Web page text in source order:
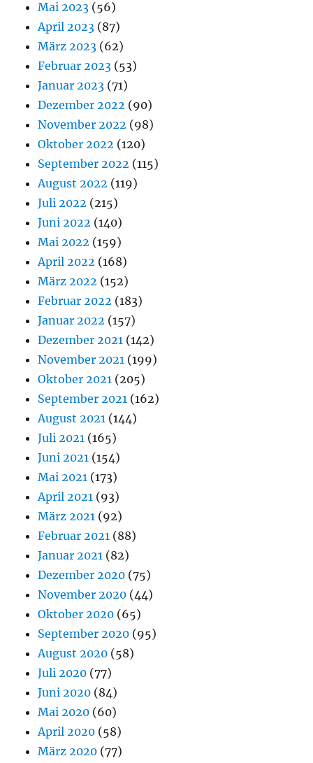
Mai 2023 (56)
April 2023 (87)
März 2023 (62)
Februar 2023 (53)
Januar 2023 (71)
Dezember 2022 (90)
November 2022 (98)
Oktober 2022 (120)
September 2022 (115)
August 2022 (119)
Juli 2022 (215)
Juni 2022 (140)
Mai 2022 (159)
April 2022 (168)
März 2022 (152)
Februar 2022 (183)
Januar 2022 (157)
Dezember 2021 (142)
November 2021 (199)
Oktober 2021 (205)
September 2021 (162)
August 2021 (144)
Juli 2021 (165)
Juni 2021 (154)
Mai 2021 (173)
April 2021 (93)
März 2021 (92)
Februar 2021 (88)
Januar 2021 (82)
Dezember 2020 (75)
November 2020 (44)
Oktober 2020 (65)
September 2020 (95)
August 2020 (58)
Juli 2020 (77)
Juni 2020 (84)
Mai 2020 (60)
April 2020 (58)
März 2020 (77)